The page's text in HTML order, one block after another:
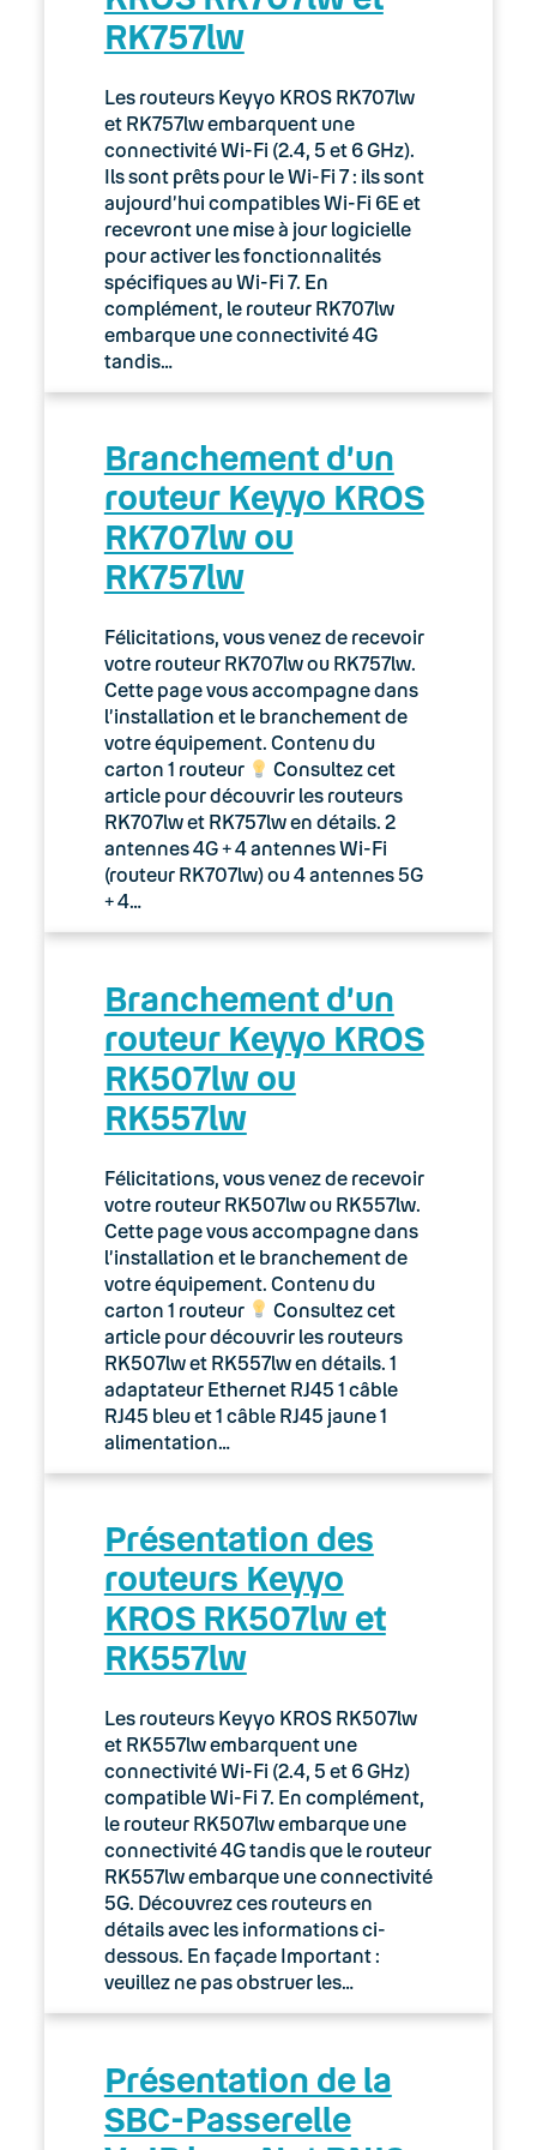
03. Accès Internet
04. Téléphonie fixe
05. Téléphonie Mobile
06. Cybersécurité
Keyyo Connect
Keyyo Visio
RK757lw
Les routeurs Keyyo KROS RK707lw
et RK757lw embarquent une
connectivité Wi-Fi (2.4, 5 et 6 GHz).
Ils sont prêts pour le Wi-Fi 7 : ils sont
aujourd’hui compatibles Wi-Fi 6E et
recevront une mise à jour logicielle
pour activer les fonctionnalités
spécifiques au Wi-Fi 7. En
complément, le routeur RK707lw
embarque une connectivité 4G
tandis…
Branchement d’un
routeur Keyyo KROS
RK707lw ou
RK757lw
Félicitations, vous venez de recevoir
votre routeur RK707lw ou RK757lw.
Cette page vous accompagne dans
l’installation et le branchement de
votre équipement. Contenu du
carton 1 routeur
Consultez cet
article pour découvrir les routeurs
RK707lw et RK757lw en détails. 2
antennes 4G + 4 antennes Wi-Fi
(routeur RK707lw) ou 4 antennes 5G
+ 4…
Branchement d’un
routeur Keyyo KROS
RK507lw ou
RK557lw
Félicitations, vous venez de recevoir
votre routeur RK507lw ou RK557lw.
Cette page vous accompagne dans
l’installation et le branchement de
votre équipement. Contenu du
carton 1 routeur
Consultez cet
article pour découvrir les routeurs
RK507lw et RK557lw en détails. 1
adaptateur Ethernet RJ45 1 câble
RJ45 bleu et 1 câble RJ45 jaune 1
alimentation…
Présentation des
routeurs Keyyo
KROS RK507lw et
RK557lw
Les routeurs Keyyo KROS RK507lw
et RK557lw embarquent une
connectivité Wi-Fi (2.4, 5 et 6 GHz)
compatible Wi-Fi 7. En complément,
le routeur RK507lw embarque une
connectivité 4G tandis que le routeur
RK557lw embarque une connectivité
5G. Découvrez ces routeurs en
détails avec les informations ci-
dessous. En façade Important :
veuillez ne pas obstruer les…
Présentation de la
SBC-Passerelle